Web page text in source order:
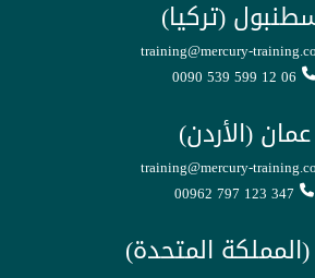
(تركيا)
training@mercury-
0090 539 599 12 06
عمان (الأردن)
training@mercury-
00962 797 123 347
المتحدة)